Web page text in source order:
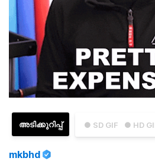
● SD GIF ● HD
അടിക്കുറിപ്പ്
mkbhd